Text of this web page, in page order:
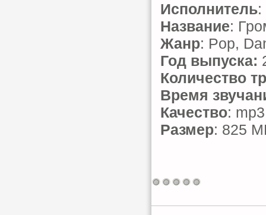
Исполнитель:
Название:
Жанр: Pop,
Год выпуска:
Количество
Время
Качество:
Размер: 825